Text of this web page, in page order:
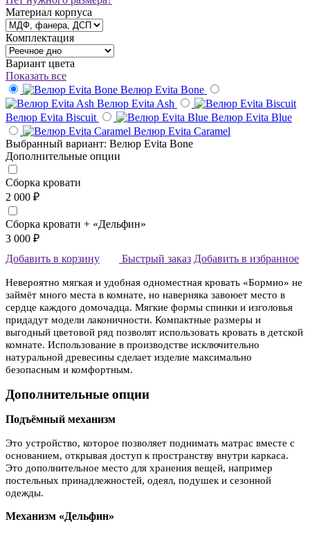
Материал корпуса
Комплектация
Вариант цвета
Показать все
Велюр Evita Bone
Велюр Evita Ash
Велюр Evita Biscuit
Велюр Evita Blue
Велюр Evita Caramel
Выбранный вариант: Велюр Evita Bone
Дополнительные опции
Сборка кровати
2 000 ₽
Сборка кровати + «Дельфин»
3 000 ₽
Добавить в корзину
Быстрый заказ Добавить в избранное
Невероятно мягкая и удобная одноместная кровать «Бормио» не
займёт много места в комнате, но наверняка завоюет место в
сердце каждого домочадца. Мягкие формы спинки и изголовья
придадут модели лаконичности. Компактные размеры и
выгодный цветовой ряд позволят использовать кровать в детской
комнате. Использование в производстве исключительно
натуральной древесины сделает изделие максимально
безопасным и комфортным.
Дополнительные опции
Подъёмный механизм
Это устройство, которое позволяет поднимать матрас вместе с
основанием, открывая доступ к пространству внутри каркаса.
Это дополнительное место для хранения вещей, например
постельных принадлежностей, одеял, подушек и сезонной
одежды.
Механизм «Дельфин»